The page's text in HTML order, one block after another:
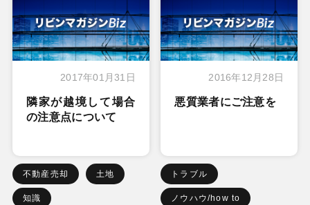
2017年01月31日
隣家が越境して場合
の注意点について
不動産売却 土地
知識
2016年12月28日
悪質業者にご注意を
トラブル
ノウハウ/how to